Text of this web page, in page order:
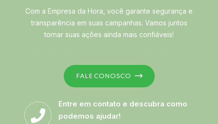
Com a Empresa da Hora, você garante segurança e
transparência em suas campanhas. Vamos juntos
tornar suas ações ainda mais confiáveis!
FALE CONOSCO
Entre em contato e descubra como
podemos ajudar!